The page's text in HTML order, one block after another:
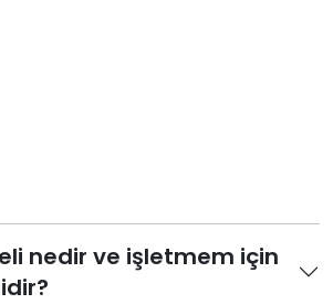
nedir ve işletmem için